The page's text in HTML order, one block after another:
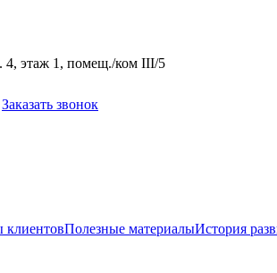
4, этаж 1, помещ./ком III/5
Заказать звонок
Полезные материалыИстория